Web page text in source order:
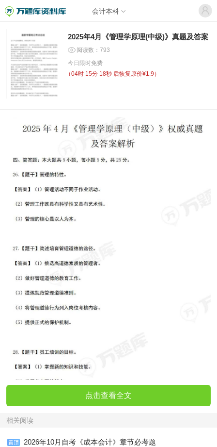
会计本科
2025年4月《管理学原理(中级)》真题及答案
阅读数：793
今日限时免费
（04时 15分 17秒 后恢复原价¥1.9）
点击查看全文
相关阅读
2026年10月自考《成本会计》章节必考题